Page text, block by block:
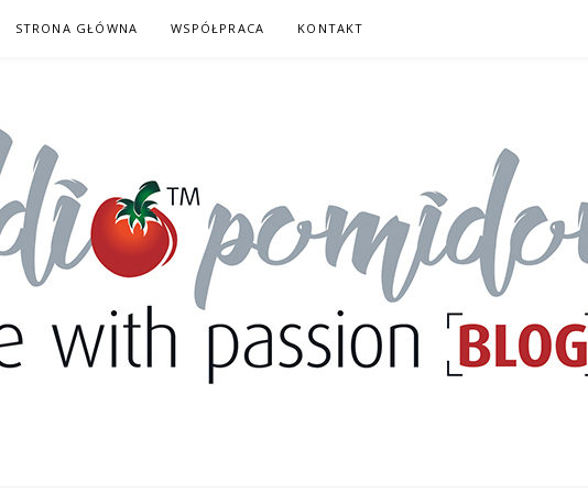
STRONA GŁÓWNA WSPÓŁPRACA KONTAKT